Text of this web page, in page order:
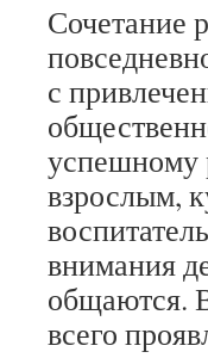
Сочетание
с
успешному
взрослым,
внимания
общаются.
всего